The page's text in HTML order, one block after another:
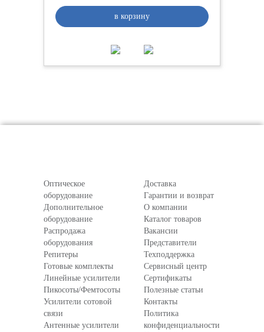
в корзину
Оптическое
оборудование
Дополнительное
оборудование
Распродажа
оборудования
Репитеры
Готовые комплекты
Линейные усилители
Пикосоты/Фемтосоты
Усилители сотовой
связи
Антенные усилители
Доставка
Гарантии и возврат
О компании
Каталог товаров
Вакансии
Представители
Техподдержка
Сервисный центр
Сертификаты
Полезные статьи
Контакты
Политика
конфиденциальности